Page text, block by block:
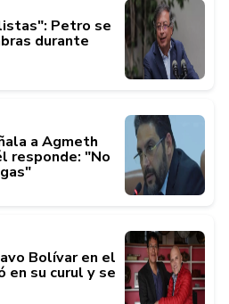
Petro se
durante
a Agmeth
responde: "No
Bolívar en el
en su curul y se